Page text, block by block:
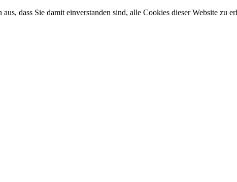
dass Sie damit einverstanden sind, alle Cookies dieser Website zu